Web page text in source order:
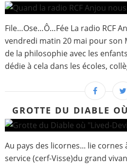
File…Ose…Ô…Fée La radio RCF
vendredi matin 20 mai pour son
de la philosophie avec les
dédie à cela dans les écoles,
GROTTE DU DIABLE
Au pays des licornes... lie cornes
service (cerf-Visse)du grand